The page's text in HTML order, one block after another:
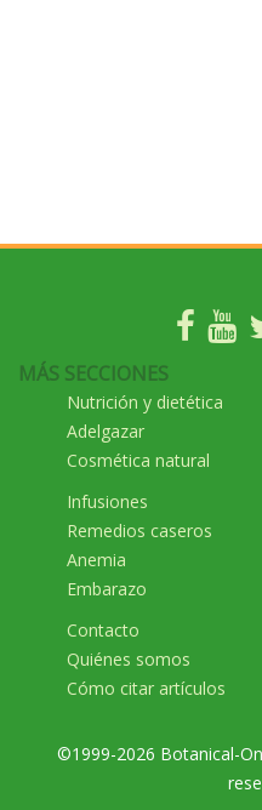
MÁS SECCIONES
Nutrición y dietética
Adelgazar
Cosmética natural
Infusiones
Remedios caseros
Anemia
Embarazo
Contacto
Quiénes somos
Cómo citar artículos
©1999-2026 Botanical-